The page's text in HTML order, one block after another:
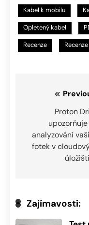
Kabel k mobilu
Opletený kabel
Recenze
Navigace
příspěvek
Proton
upozorňuje
analyzování
fotek v
Zajímavosti: